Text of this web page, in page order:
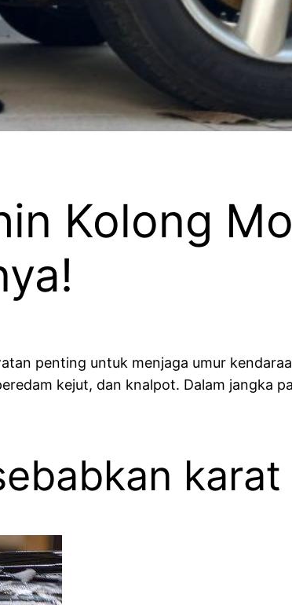
Kolong
penting untuk menjaga umur
kejut, dan knalpot. Dalam jangka
karat